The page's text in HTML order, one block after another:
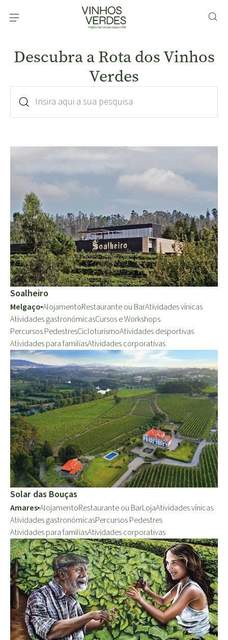
Descubra a Rota dos Vinhos
Verdes
Soalheiro
Melgaço AlojamentoRestaurante ou BarAtividades vínicas
Atividades gastronómicasCursos e Workshops
Percursos PedestresCicloturismoAtividades desportivas
Atividades para familiasAtividades corporativas
Solar das Bouças
AmaresAlojamentoRestaurante ou BarLojaAtividades vínicas
Atividades gastronómicasPercursos Pedestres
Atividades para familiasAtividades corporativas